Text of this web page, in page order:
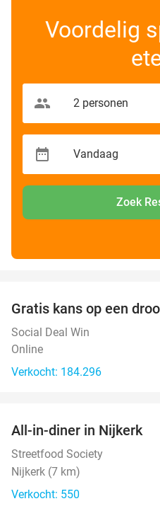
Voordelig
Zoek
Gratis kans op een
Social Deal Win
Online
Verkocht: 184.296
All-in-diner in Nijkerk
Streetfood Society
Nijkerk (7 km)
Verkocht: 550